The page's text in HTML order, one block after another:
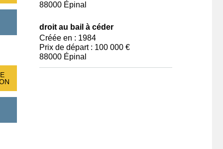
88000 Épinal
droit au bail à céder
Créée en : 1984
Prix de départ : 100 000 €
88000 Épinal